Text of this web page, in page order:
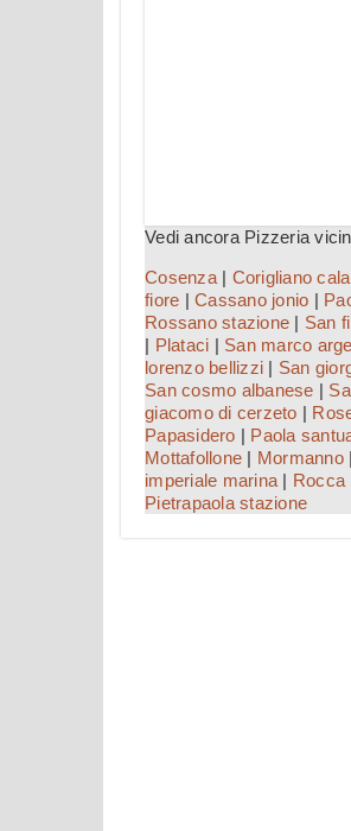
Vedi ancora Pizzeria
Cosenza| Corigliano
fiore | Cassano jonio |
Rossano stazione | San
| Plataci | San marco
lorenzo bellizzi | San
San cosmo albanese |
giacomo di cerzeto |
Papasidero | Paola
Mottafollone | Mormanno|
imperiale marina | Rocca
Pietrapaola stazione